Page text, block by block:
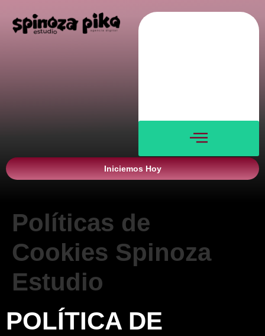
Iniciemos Hoy
Políticas de
Cookies Spinoza
Estudio
POLÍTICA DE